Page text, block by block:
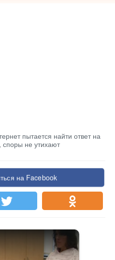
пытается найти ответ на
споры не утихают
на Facebook